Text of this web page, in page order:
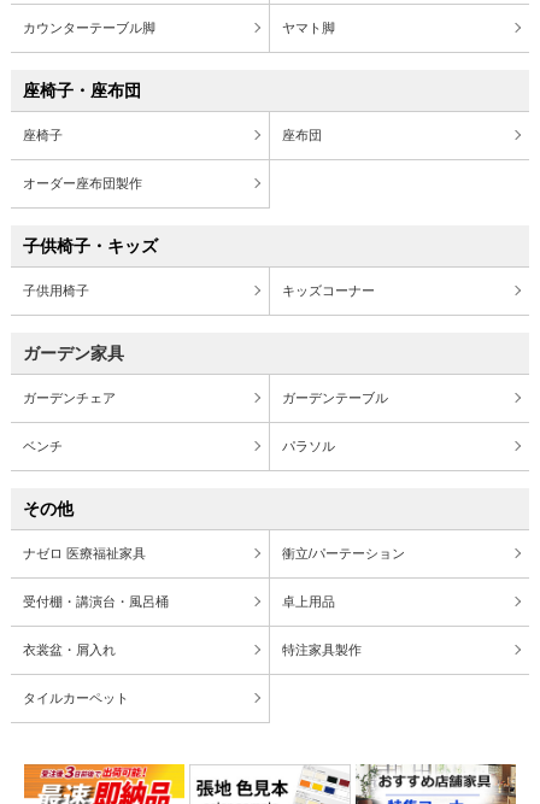
カウンターテーブル脚 ヤマト脚
座椅子・座布団
座椅子 座布団
オーダー座布団製作
子供椅子・キッズ
子供用椅子 キッズコーナー
ガーデン家具
ガーデンチェア ガーデンテーブル
ベンチ パラソル
その他
ナゼロ 医療福祉家具 衝立/パーテーション
受付棚・講演台・風呂桶 卓上用品
衣裳盆・屑入れ 特注家具製作
タイルカーペット